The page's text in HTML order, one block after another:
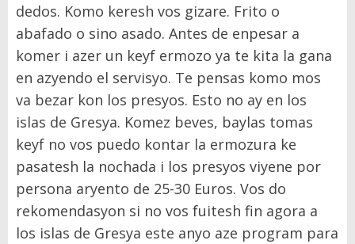
dedos. Komo keresh vos gizare. Frito o
abafado o sino asado. Antes de enpesar a
komer i azer un keyf ermozo ya te kita la gana
en azyendo el servisyo. Te pensas komo mos
va bezar kon los presyos. Esto no ay en los
islas de Gresya. Komez beves, baylas tomas
keyf no vos puedo kontar la ermozura ke
pasatesh la nochada i los presyos viyene por
persona aryento de 25-30 Euros. Vos do
rekomendasyon si no vos fuitesh fin agora a
los islas de Gresya este anyo aze program para